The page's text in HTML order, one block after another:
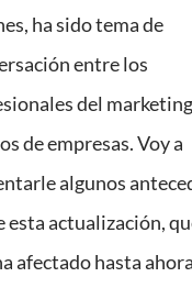
ha sido tema de
entre los
del
de empresas. Voy a
algunos
esta actualización,
afectado hasta